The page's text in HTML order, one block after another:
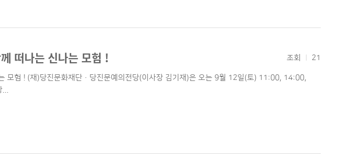
떠나는 신나는 모험 !
모험 ! (재)당진문화재단·당진문예의전당(이사장 김기재)은 오는 9월 12일(토) 11:00, 14:00,
조회 21